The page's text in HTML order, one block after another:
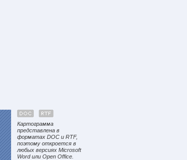
Картограмма
представлена в
форматах DOC и RTF,
поэтому откроется в
любых версиях Microsoft
Word или Open Office.